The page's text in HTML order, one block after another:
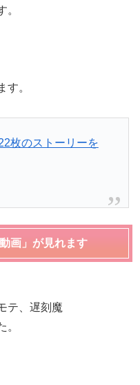
。
す。
枚のストーリーを
画」が見れます
テ、遅刻魔
。